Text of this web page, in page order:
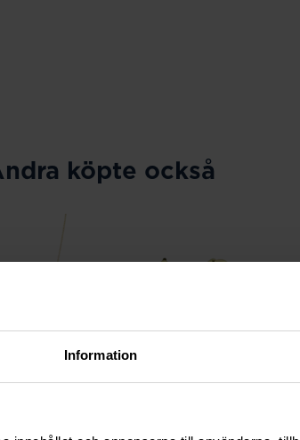
Information
köpte också
Mockberg